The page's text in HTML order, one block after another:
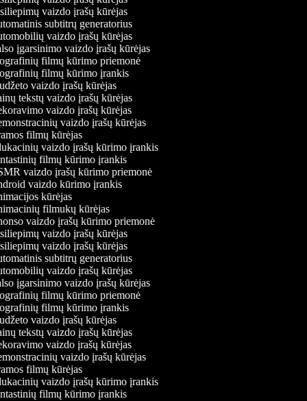
vaizdo įrašų kūrėjas
subtitrų generatorius
vaizdo įrašų kūrėjas
įgarsinimo vaizdo įrašų kūrėjas
filmų kūrimo priemonė
filmų kūrimo įrankis
vaizdo įrašų kūrėjas
tekstų vaizdo įrašų kūrėjas
vaizdo įrašų kūrėjas
vaizdo įrašų kūrėjas
filmų kūrėjas
vaizdo įrašų kūrimo įrankis
filmų kūrimo įrankis
vaizdo įrašų kūrimo priemonė
vaizdo kūrimo įrankis
kūrėjas
filmukų kūrėjas
vaizdo įrašų kūrimo priemonė
vaizdo įrašų kūrėjas
vaizdo įrašų kūrėjas
subtitrų generatorius
vaizdo įrašų kūrėjas
įgarsinimo vaizdo įrašų kūrėjas
filmų kūrimo priemonė
filmų kūrimo įrankis
vaizdo įrašų kūrėjas
tekstų vaizdo įrašų kūrėjas
vaizdo įrašų kūrėjas
vaizdo įrašų kūrėjas
filmų kūrėjas
vaizdo įrašų kūrimo įrankis
filmų kūrimo įrankis